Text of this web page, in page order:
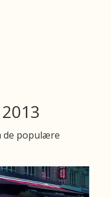
de populære